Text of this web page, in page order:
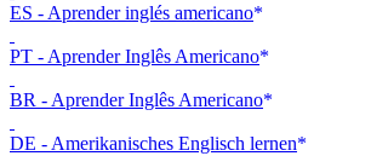
ES - Aprender inglés americano
PT - Aprender Inglês Americano
BR - Aprender Inglês Americano
DE - Amerikanisches Englisch lernen